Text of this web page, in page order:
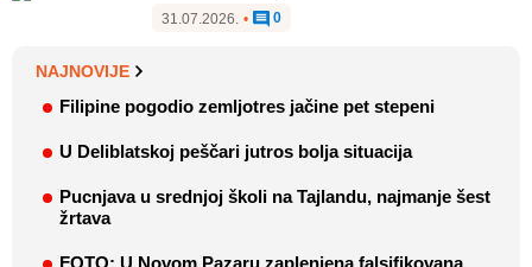
31.07.2026. • 0
NAJNOVIJE
Filipine pogodio zemljotres jačine pet stepeni
U Deliblatskoj peščari jutros bolja situacija
Pucnjava u srednjoj školi na Tajlandu, najmanje šest
žrtava
FOTO: U Novom Pazaru zaplenjena falsifikovana